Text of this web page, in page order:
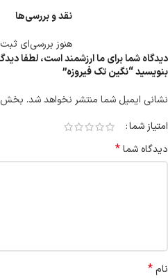
نقد و بررسی‌ها
هنوز بررسی‌ای
دیدگاه شما برای ما ارزشمند است، لطفا
بنویسید “نگین تک فیروزه”
نشانی ایمیل شما منتشر نخواهد شد.
امتیاز شما
دیدگاه شما*
نام*